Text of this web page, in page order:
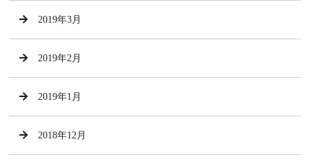
2019年3月
2019年2月
2019年1月
2018年12月